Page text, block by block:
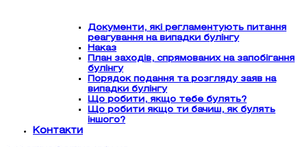
Документи, які регламентують питання
реагування на випадки булінгу
Наказ
План заходів, спрямованих на запобігання
булінгу
Порядок подання та розгляду заяв на
випадки булінгу
Що робити, якщо тебе булять?
Що робити якщо ти бачиш, як булять
іншого?
Контакти